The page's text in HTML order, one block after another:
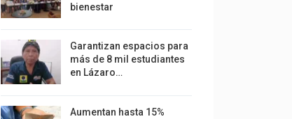
bienestar
Garantizan espacios para
más de 8 mil estudiantes
en Lázaro…
Aumentan hasta 15%